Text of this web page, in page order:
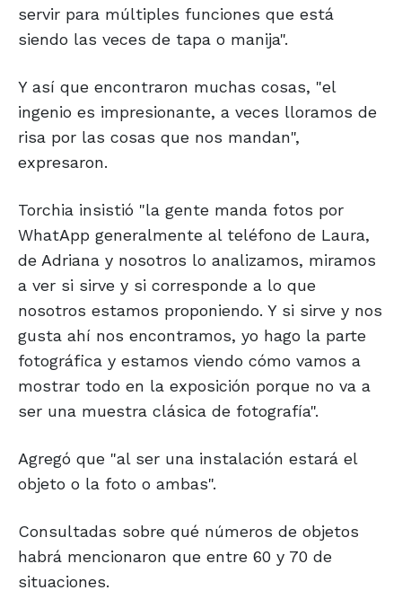
servir para múltiples funciones que está
siendo las veces de tapa o manija".
Y así que encontraron muchas cosas, "el
ingenio es impresionante, a veces lloramos de
risa por las cosas que nos mandan",
expresaron.
Torchia insistió "la gente manda fotos por
WhatApp generalmente al teléfono de Laura,
de Adriana y nosotros lo analizamos, miramos
a ver si sirve y si corresponde a lo que
nosotros estamos proponiendo. Y si sirve y nos
gusta ahí nos encontramos, yo hago la parte
fotográfica y estamos viendo cómo vamos a
mostrar todo en la exposición porque no va a
ser una muestra clásica de fotografía".
Agregó que "al ser una instalación estará el
objeto o la foto o ambas".
Consultadas sobre qué números de objetos
habrá mencionaron que entre 60 y 70 de
situaciones.